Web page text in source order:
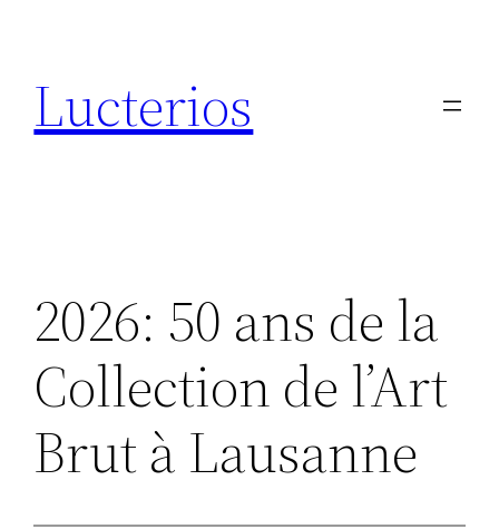
contenu
Lucterios
2026: 50 ans de la
Collection de l’Art
Brut à Lausanne